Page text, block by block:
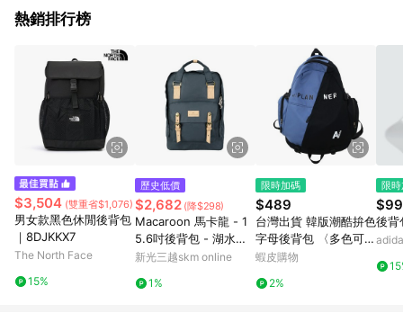
熱銷排行榜
$3,504 (雙重省$1,076)
男女款黑色休閒後背包
｜8DJKKX7
The North Face
15%
歷史低價
$2,682 (降$298)
Macaroon 馬卡龍 - 1
5.6吋後背包 - 湖水藍
- Reborn
新光三越skm online
1%
限時加碼
$489
台灣出貨 韓版潮酷拚色
字母後背包 〈多色可
選〉男女通用雙肩包 休
戶外背包 大容量背包
蝦皮購物
2%
限
後背